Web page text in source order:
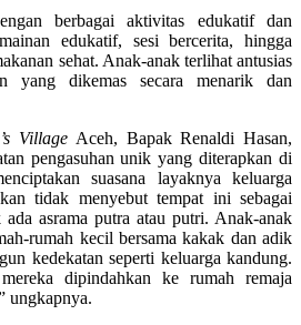
berbagai aktivitas edukatif dan
edukatif, sesi bercerita, hingga
sehat. Anak-anak terlihat antusias
yang dikemas secara menarik dan
Village Aceh, Bapak Renaldi Hasan,
pengasuhan unik yang diterapkan di
suasana layaknya keluarga
tidak menyebut tempat ini sebagai
asrama putra atau putri. Anak-anak
rumah kecil bersama kakak dan adik
kedekatan seperti keluarga kandung.
dipindahkan ke rumah remaja
ungkapnya.